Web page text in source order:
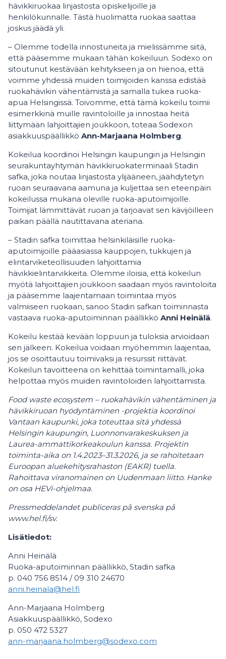
hävikkiruokaa linjastosta opiskelijoille ja
henkilökunnalle. Tästä huolimatta ruokaa saattaa
joskus jäädä yli.
– Olemme todella innostuneita ja mielissämme siitä,
että pääsemme mukaan tähän kokeiluun. Sodexo on
sitoutunut kestävään kehitykseen ja on hienoa, että
voimme yhdessä muiden toimijoiden kanssa edistää
ruokahävikin vähentämistä ja samalla tukea ruoka-
apua Helsingissä. Toivomme, että tämä kokeilu toimii
esimerkkinä muille ravintoloille ja innostaa heitä
liittymään lahjoittajien joukkoon, toteaa Sodexon
asiakkuuspäällikkö Ann-Marjaana Holmberg.
Kokeilua koordinoi Helsingin kaupungin ja Helsingin
seurakuntayhtymän hävikkiruokaterminaali Stadin
safka, joka noutaa linjastosta ylijääneen, jäähdytetyn
ruoan seuraavana aamuna ja kuljettaa sen eteenpäin
kokeilussa mukana oleville ruoka-aputoimijoille.
Toimijat lämmittävät ruoan ja tarjoavat sen kävijöilleen
paikan päällä nautittavana ateriana.
– Stadin safka toimittaa helsinkiläisille ruoka-
aputoimijoille pääasiassa kauppojen, tukkujen ja
elintarviketeollisuuden lahjoittamia
hävikkielintarvikkeita. Olemme iloisia, että kokeilun
myötä lahjoittajien joukkoon saadaan myös ravintoloita
ja pääsemme laajentamaan toimintaa myös
valmiiseen ruokaan, sanoo Stadin safkan toiminnasta
vastaava ruoka-aputoiminnan päällikkö Anni Heinälä.
Kokeilu kestää kevään loppuun ja tuloksia arvioidaan
sen jälkeen. Kokeilua voidaan myöhemmin laajentaa,
jos se osoittautuu toimivaksi ja resurssit riittävät.
Kokeilun tavoitteena on kehittää toimintamalli, joka
helpottaa myös muiden ravintoloiden lahjoittamista.
Food waste ecosystem – ruokahävikin vähentäminen ja
hävikkiruoan hyödyntäminen -projektia koordinoi
Vantaan kaupunki, joka toteuttaa sitä yhdessä
Helsingin kaupungin, Luonnonvarakeskuksen ja
Laurea-ammattikorkeakoulun kanssa. Projektin
toiminta-aika on 1.4.2023–31.3.2026, ja se rahoitetaan
Euroopan aluekehitysrahaston (EAKR) tuella.
Rahoittava viranomainen on Uudenmaan liitto. Hanke
on osa HEVi-ohjelmaa.
Pressmeddelandet publiceras på svenska på
www.hel.fi/sv.
Lisätiedot:
Anni Heinälä
Ruoka-aputoiminnan päällikkö, Stadin safka
p. 040 756 8514 / 09 310 24670
anni.heinala@hel.fi
Ann-Marjaana Holmberg
Asiakkuuspäällikkö, Sodexo
p. 050 472 5327
ann-marjaana.holmberg@sodexo.com